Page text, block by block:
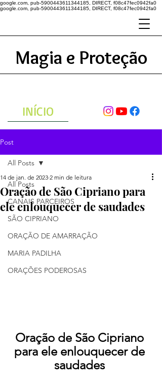
google.com, pub-5900443611344185, DIRECT, f08c47fec0942fa0
google.com, pub-5900443611344185, DIRECT, f08c47fec0942fa0
Magia e Proteção
INÍCIO
Post
All Posts
CANAIS PARCEIROS
SÃO CIPRIANO
ORAÇÃO DE AMARRAÇÃO
MARIA PADILHA
ORAÇÕES PODEROSAS
All Posts
Oração de São Cipriano para
ele enlouquecer de saudades
14 de jan. de 2023 2 min de leitura
Oração de São Cipriano
para ele enlouquecer de
saudades